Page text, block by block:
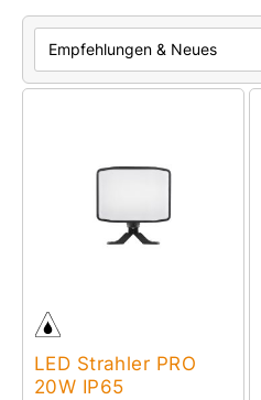
LED Strahler PRO
20W IP65